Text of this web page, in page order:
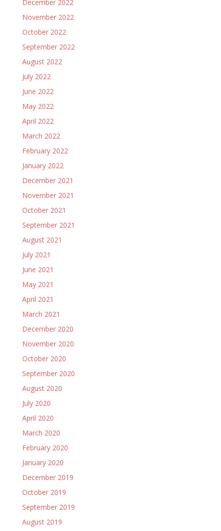
December 2022
November 2022
October 2022
September 2022
August 2022
July 2022
June 2022
May 2022
April 2022
March 2022
February 2022
January 2022
December 2021
November 2021
October 2021
September 2021
August 2021
July 2021
June 2021
May 2021
April 2021
March 2021
December 2020
November 2020
October 2020
September 2020
August 2020
July 2020
April 2020
March 2020
February 2020
January 2020
December 2019
October 2019
September 2019
August 2019